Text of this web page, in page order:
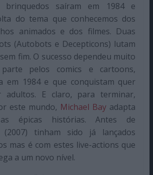
brinquedos saíram em 1984 e
do tema que conhecemos dos
animados e dos filmes. Duas
(Autobots e Decepticons) lutam
fim. O sucesso dependeu muito
pelos comics e cartoons,
em 1984 e que conquistam quer
adultos. E claro, para terminar,
este mundo, Michael Bay adapta
épicas histórias. Antes de
tinham sido já lançados
mas é com estes live-actions que
a um novo nível.